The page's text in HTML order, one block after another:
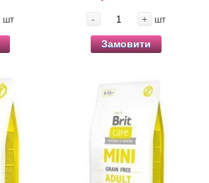
шт - + шт
Замовити